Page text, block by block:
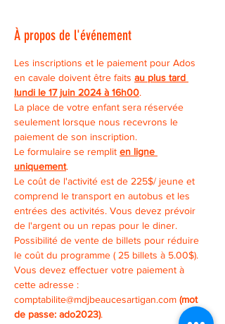
À propos de l'événement
Les inscriptions et le paiement pour Ados
en cavale doivent être faits au plus tard
lundi le 17 juin 2024 à 16h00.
La place de votre enfant sera réservée
seulement lorsque nous recevrons le
paiement de son inscription.
Le formulaire se remplit en ligne
uniquement.
Le coût de l'activité est de 225$/ jeune et
comprend le transport en autobus et les
entrées des activités. Vous devez prévoir
de l'argent ou un repas pour le diner.
Possibilité de vente de billets pour réduire
le coût du programme ( 25 billets à 5.00$).
Vous devez effectuer votre paiement à
cette adresse :
comptabilite@mdjbeaucesartigan.com (mot
de passe: ado2023).